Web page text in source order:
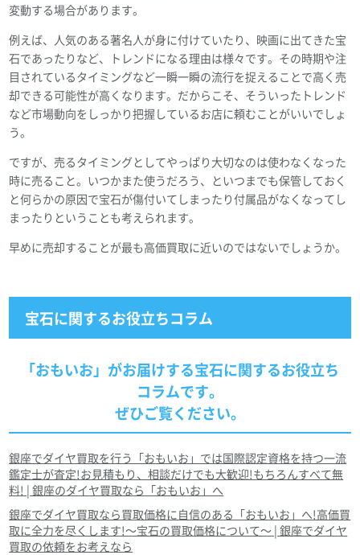
変動する場合があります。
例えば、人気のある著名人が身に付けていたり、映画に出てきた宝
石であったりなど、トレンドになる理由は様々です。その時期や注
目されているタイミングなど一瞬一瞬の流行を捉えることで高く売
却できる可能性が高くなります。だからこそ、そういったトレンド
など市場動向をしっかり把握しているお店に頼むことがいいでしょ
う。
ですが、売るタイミングとしてやっぱり大切なのは使わなくなった
時に売ること。いつかまた使うだろう、といつまでも保管しておく
と何らかの原因で宝石が傷付いてしまったり付属品がなくなってし
まったりということも考えられます。
早めに売却することが最も高価買取に近いのではないでしょうか。
宝石に関するお役立ちコラム
「おもいお」がお届けする宝石に関するお役立ち
コラムです。
ぜひご覧ください。
銀座でダイヤ買取を行う「おもいお」では国際認定資格を持つ一流
鑑定士が査定!お見積もり、相談だけでも大歓迎!もちろんすべて無
料! | 銀座のダイヤ買取なら「おもいお」へ
銀座でダイヤ買取なら買取価格に自信のある「おもいお」へ!高価買
取に全力を尽くします!～宝石の買取価格について～ | 銀座でダイヤ
買取の依頼をお考えなら